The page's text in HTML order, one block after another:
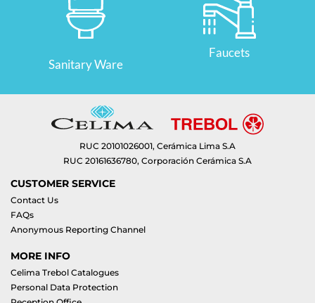
Sanitary Ware
Faucets
RUC 20101026001, Cerámica Lima S.A
RUC 20161636780, Corporación Cerámica S.A
CUSTOMER SERVICE
Contact Us
FAQs
Anonymous Reporting Channel
MORE INFO
Celima Trebol Catalogues
Personal Data Protection